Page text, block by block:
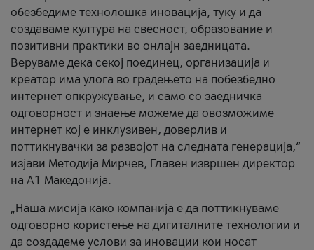
обезбедиме технолошка иновација, туку и да
создаваме култура на свесност, образование и
позитивни практики во онлајн заедницата.
Веруваме дека секој поединец, организација и
креатор има улога во градењето на побезбедно
интернет опкружување, и само со заедничка
одговорност и знаење можеме да овозможиме
интернет кој е инклузивен, доверлив и
поттикнувачки за развојот на следната генерација,“
изјави Методија Мирчев, Главен извршен директор
на А1 Македонија.
„Наша мисија како компанија е да поттикнуваме
одговорно користење на дигиталните технологии и
да создадеме услови за иновации кои носат